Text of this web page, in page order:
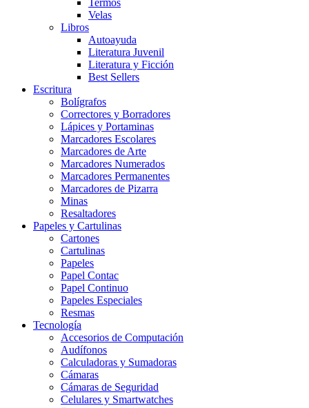
Termos
Velas
Libros
Autoayuda
Literatura Juvenil
Literatura y Ficción
Best Sellers
Escritura
Bolígrafos
Correctores y Borradores
Lápices y Portaminas
Marcadores Escolares
Marcadores de Arte
Marcadores Numerados
Marcadores Permanentes
Marcadores de Pizarra
Minas
Resaltadores
Papeles y Cartulinas
Cartones
Cartulinas
Papeles
Papel Contac
Papel Continuo
Papeles Especiales
Resmas
Tecnología
Accesorios de Computación
Audífonos
Calculadoras y Sumadoras
Cámaras
Cámaras de Seguridad
Celulares y Smartwatches